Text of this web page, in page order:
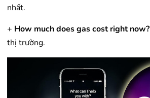
nhất.
+ How much does gas cost right now?
thị trường.